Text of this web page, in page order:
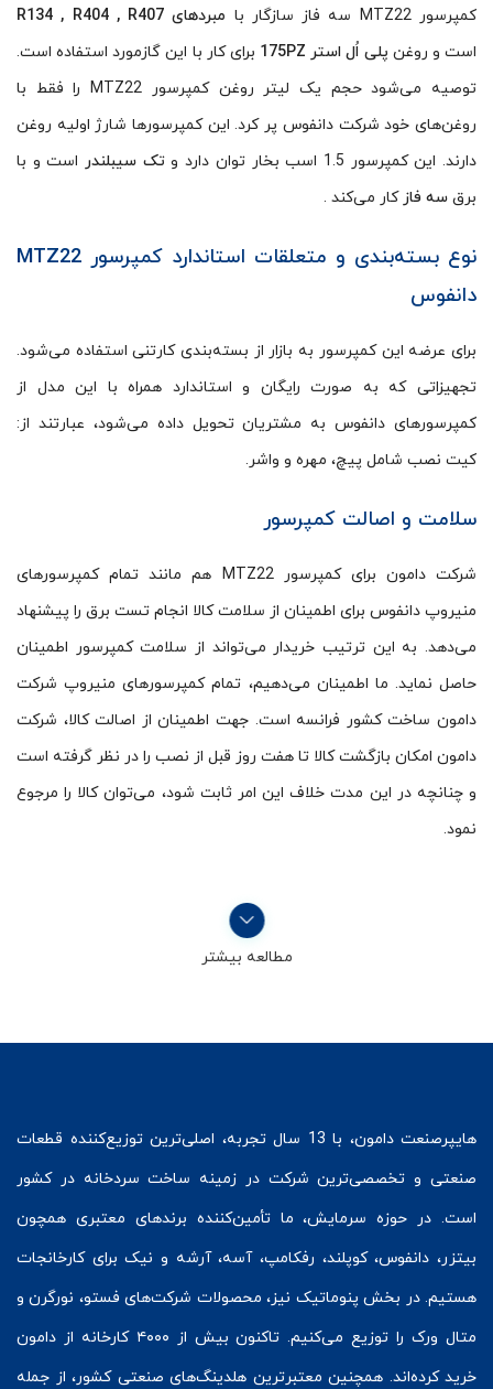
کمپرسور MTZ22 سه فاز سازگار با
مبردهای R134 , R404 , R407
است و روغن پلی اُل استر 175PZ
برای کار با این گازمورد استفاده است.
توصیه می‌شود حجم یک لیتر روغن کمپرسور MTZ22 را فقط با
روغن‌های خود شرکت دانفوس پر کرد. این کمپرسورها شارژ اولیه روغن
دارند. این کمپرسور 1.5 اسب بخار توان دارد و
تک سیبلندر است و با
برق سه فاز کار می‌کند .
نوع بسته‌بندی و متعلقات استاندارد کمپرسور MTZ22
دانفوس
برای عرضه این کمپرسور به بازار از بسته‌بندی کارتنی استفاده می‌شود‌.
تجهیزاتی که به صورت رایگان و استاندارد همراه با این مدل از
کمپرسورهای دانفوس به مشتریان تحویل داده می‌شود، عبارتند از:
کیت نصب شامل پیچ، مهره و واشر.
سلامت و اصالت کمپرسور
شرکت دامون برای کمپرسور MTZ22 هم مانند تمام کمپرسورهای
منیروپ دانفوس برای اطمینان از سلامت کالا انجام تست برق را پیشنهاد
می‌دهد. به این ترتیب خریدار می‌تواند از سلامت کمپرسور اطمینان
حاصل نماید. ما اطمینان می‌دهیم، تمام کمپرسورهای منیروپ شرکت
دامون ساخت کشور فرانسه است. جهت اطمینان از اصالت کالا، شرکت
دامون امکان بازگشت کالا تا هفت روز قبل از نصب را در نظر گرفته است
و چنانچه در این مدت خلاف این امر ثابت شود، می‌توان کالا را مرجوع
نمود.
مطالعه بیشتر
هایپرصنعت
دامون، با 13 سال تجربه، اصلی‌ترین توزیع‌کننده قطعات
صنعتی و تخصصی‌ترین شرکت در زمینه ساخت سردخانه در کشور
است. در حوزه سرمایش، ما تأمین‌کننده برندهای معتبری همچون
بیتزر، دانفوس،کوپلند، رفکامپ، آسه، آرشه و نیک برای کارخانجات
هستیم. در بخش پنوماتیک نیز، محصولات شرکت‌های فستو، نورگرن و
متال ورک
را توزیع می‌کنیم. تاکنون بیش از ۴۰۰۰ کارخانه از دامون
خرید کرده‌اند. همچنین معتبرترین هلدینگ‌های صنعتی کشور، از جمله